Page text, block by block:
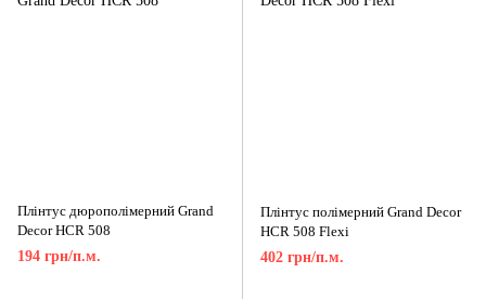
Плінтус дюрополімерний Grand
Decor HCR 508
194 грн/п.м.
Плінтус полімерний Grand Decor
HCR 508 Flexi
402 грн/п.м.